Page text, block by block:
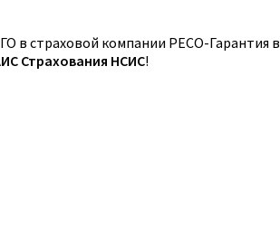
в страховой компании РЕСО-Гарантия в
Страхования НСИС!